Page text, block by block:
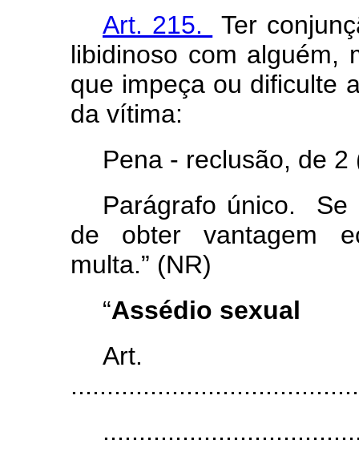
Art. 215.
Ter
libidinoso com alguém,
que impeça ou dificulte
da vítima:
Pena - reclusão, de
Parágrafo único. Se
de obter vantagem
multa.” (NR)
“Assédio sexual
Art.